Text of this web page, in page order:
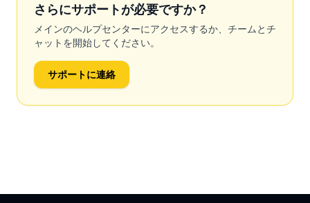
さらにサポートが必要ですか？
メインのヘルプセンターにアクセスするか、チームとチ
ャットを開始してください。
サポートに連絡